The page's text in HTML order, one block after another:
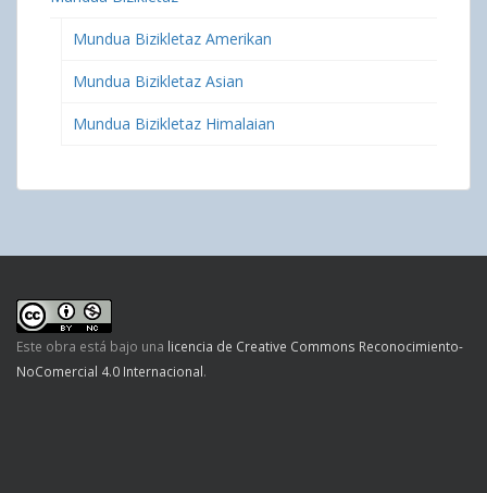
Mundua Bizikletaz Amerikan
Mundua Bizikletaz Asian
Mundua Bizikletaz Himalaian
Este obra está bajo una licencia de Creative Commons Reconocimiento-
NoComercial 4.0 Internacional.